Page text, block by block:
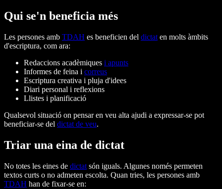
Qui se'n beneficia més
Les persones amb TDAH es beneficien del dictat en molts àmbits
d'escriptura, com ara:
Redaccions acadèmiques i apunts
Informes de feina i correus
Escriptura creativa i pluja d'idees
Diari personal i reflexions
Llistes i planificació
Qualsevol situació on pensar en veu alta ajudi a expressar-se pot
beneficiar-se del dictat de veu.
Triar una eina de dictat
No totes les eines de dictat són iguals. Algunes només permeten
textos curts o no admeten escolta. Quan tries, les persones amb
TDAH han de fixar-se en: